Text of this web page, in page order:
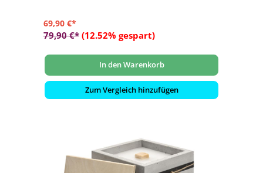
69,90 €*
79,90 €* (12.52% gespart)
In den Warenkorb
Zum Vergleich hinzufügen